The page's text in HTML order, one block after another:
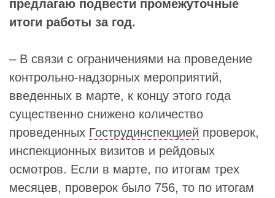
предлагаю подвести промежуточные
итоги работы за год.
– В связи с ограничениями на проведение
контрольно-надзорных мероприятий,
введенных в марте, к концу этого года
существенно снижено количество
проведенных Гострудинспекцией проверок,
инспекционных визитов и рейдовых
осмотров. Если в марте, по итогам трех
месяцев, проверок было 756, то по итогам